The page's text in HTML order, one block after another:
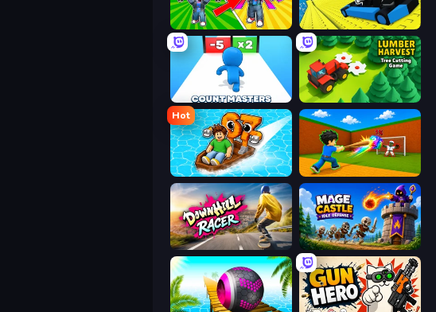
Obby: Gym Simulator, Escape Cart Ride Danger Mount
Lumber Harvest: Tree Cutting Game
Hot
Float for Brainrots Baseball For Brainrot
Downhill Racer Mage Castle Idle Defense